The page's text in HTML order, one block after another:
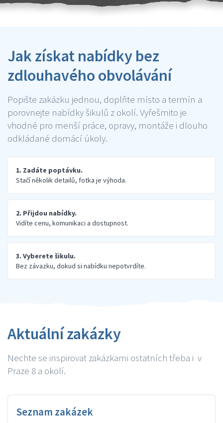
Jak získat nabídky bez
zdlouhavého obvolávání
Popište zakázku jednou, doplňte místo a termín a
porovnejte nabídky šikulů z okolí. Vyřešmito je
vhodné pro menší práce, opravy, montáže i dlouho
odkládané domácí úkoly.
1. Zadáte poptávku.
Stačí několik detailů, fotka je výhoda.
2. Přijdou nabídky.
Vidíte cenu, komunikaci a dostupnost.
3. Vyberete šikulu.
Bez závazku, dokud si nabídku nepotvrdíte.
Aktuální zakázky
Nechte se inspirovat zakázkami ostatních třeba i v
Praze 8 a okolí.
Seznam zakázek